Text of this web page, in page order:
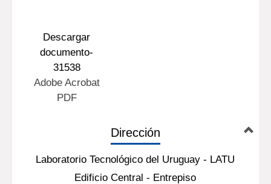
Descargar
documento-
31538
Adobe Acrobat
PDF
Dirección
Laboratorio Tecnológico del Uruguay - LATU
Edificio Central - Entrepiso